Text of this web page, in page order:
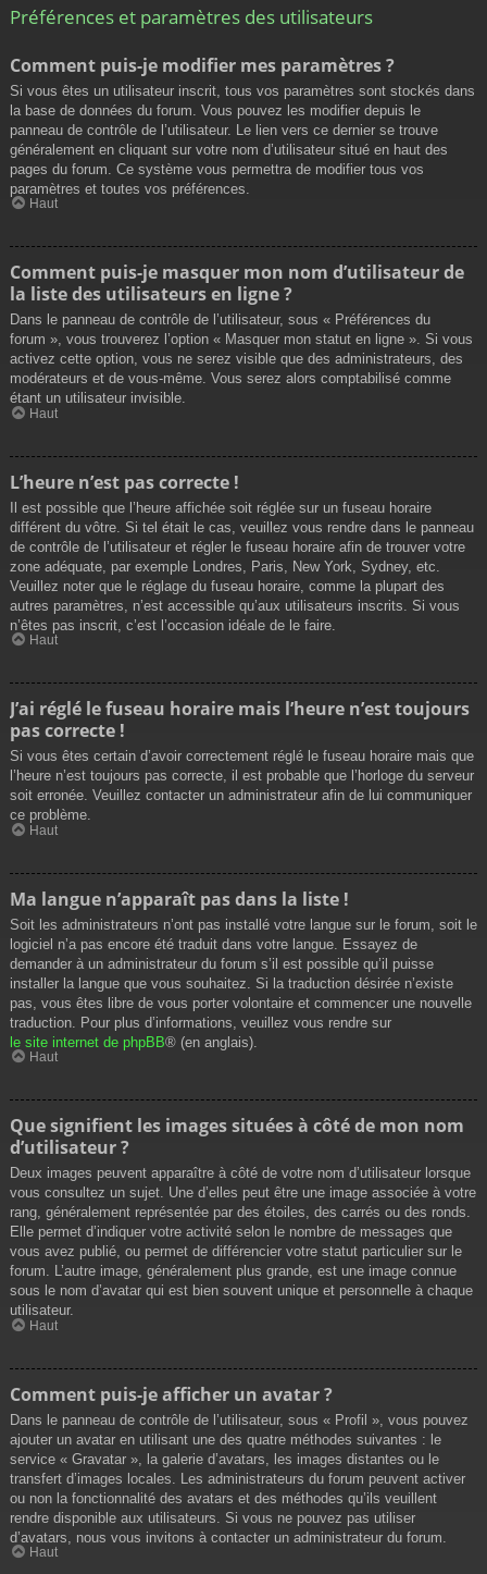
Préférences et paramètres des utilisateurs
Comment puis-je modifier mes paramètres ?
Si vous êtes un utilisateur inscrit, tous vos paramètres sont stockés dans
la base de données du forum. Vous pouvez les modifier depuis le
panneau de contrôle de l’utilisateur. Le lien vers ce dernier se trouve
généralement en cliquant sur votre nom d’utilisateur situé en haut des
pages du forum. Ce système vous permettra de modifier tous vos
paramètres et toutes vos préférences.
Haut
Comment puis-je masquer mon nom d’utilisateur de
la liste des utilisateurs en ligne ?
Dans le panneau de contrôle de l’utilisateur, sous « Préférences du
forum », vous trouverez l’option « Masquer mon statut en ligne ». Si vous
activez cette option, vous ne serez visible que des administrateurs, des
modérateurs et de vous-même. Vous serez alors comptabilisé comme
étant un utilisateur invisible.
Haut
L’heure n’est pas correcte !
Il est possible que l’heure affichée soit réglée sur un fuseau horaire
différent du vôtre. Si tel était le cas, veuillez vous rendre dans le panneau
de contrôle de l’utilisateur et régler le fuseau horaire afin de trouver votre
zone adéquate, par exemple Londres, Paris, New York, Sydney, etc.
Veuillez noter que le réglage du fuseau horaire, comme la plupart des
autres paramètres, n’est accessible qu’aux utilisateurs inscrits. Si vous
n’êtes pas inscrit, c’est l’occasion idéale de le faire.
Haut
J’ai réglé le fuseau horaire mais l’heure n’est toujours
pas correcte !
Si vous êtes certain d’avoir correctement réglé le fuseau horaire mais que
l’heure n’est toujours pas correcte, il est probable que l’horloge du serveur
soit erronée. Veuillez contacter un administrateur afin de lui communiquer
ce problème.
Haut
Ma langue n’apparaît pas dans la liste !
Soit les administrateurs n’ont pas installé votre langue sur le forum, soit le
logiciel n’a pas encore été traduit dans votre langue. Essayez de
demander à un administrateur du forum s’il est possible qu’il puisse
installer la langue que vous souhaitez. Si la traduction désirée n’existe
pas, vous êtes libre de vous porter volontaire et commencer une nouvelle
traduction. Pour plus d’informations, veuillez vous rendre sur
le site internet de phpBB® (en anglais).
Haut
Que signifient les images situées à côté de mon nom
d’utilisateur ?
Deux images peuvent apparaître à côté de votre nom d’utilisateur lorsque
vous consultez un sujet. Une d’elles peut être une image associée à votre
rang, généralement représentée par des étoiles, des carrés ou des ronds.
Elle permet d’indiquer votre activité selon le nombre de messages que
vous avez publié, ou permet de différencier votre statut particulier sur le
forum. L’autre image, généralement plus grande, est une image connue
sous le nom d’avatar qui est bien souvent unique et personnelle à chaque
utilisateur.
Haut
Comment puis-je afficher un avatar ?
Dans le panneau de contrôle de l’utilisateur, sous « Profil », vous pouvez
ajouter un avatar en utilisant une des quatre méthodes suivantes : le
service « Gravatar », la galerie d’avatars, les images distantes ou le
transfert d’images locales. Les administrateurs du forum peuvent activer
ou non la fonctionnalité des avatars et des méthodes qu’ils veuillent
rendre disponible aux utilisateurs. Si vous ne pouvez pas utiliser
d’avatars, nous vous invitons à contacter un administrateur du forum.
Haut